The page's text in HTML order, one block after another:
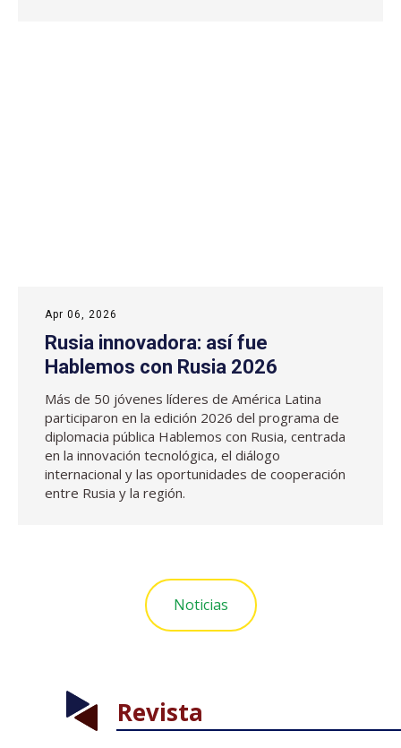
Apr 06, 2026
Rusia innovadora: así fue
Hablemos con Rusia 2026
Más de 50 jóvenes líderes de América Latina
participaron en la edición 2026 del programa de
diplomacia pública Hablemos con Rusia, centrada
en la innovación tecnológica, el diálogo
internacional y las oportunidades de cooperación
entre Rusia y la región.
Noticias
Revista